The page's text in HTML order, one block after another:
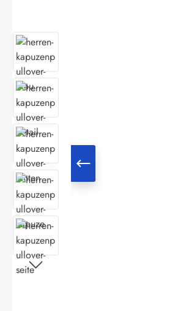
Bildergalerie überspringen